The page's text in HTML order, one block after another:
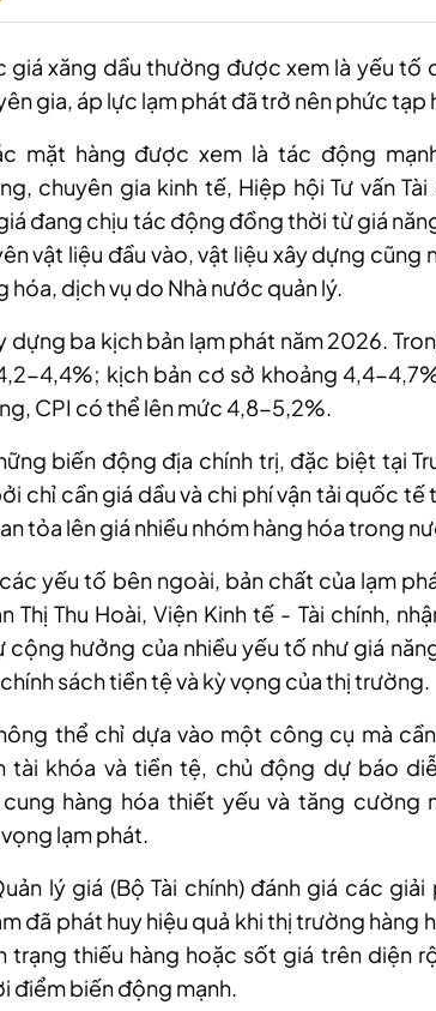
giá xăng dầu thường được xem là yếu tố
gia, áp lực lạm phát đã trở nên phức tạp
mặt hàng được xem là tác động
chuyên gia kinh tế, Hiệp hội Tư vấn
đang chịu tác động đồng thời từ giá
vật liệu đầu vào, vật liệu xây dựng cũng
hóa, dịch vụ do Nhà nước quản lý.
dựng ba kịch bản lạm phát năm 2026.
4,4%; kịch bản cơ sở khoảng 4,4-
CPI có thể lên mức 4,8-5,2%.
biến động địa chính trị, đặc biệt tại
chỉ cần giá dầu và chi phí vận tải quốc tế
tỏa lên giá nhiều nhóm hàng hóa trong
yếu tố bên ngoài, bản chất của lạm
Thị Thu Hoài, Viện Kinh tế - Tài chính,
cộng hưởng của nhiều yếu tố như giá
sách tiền tệ và kỳ vọng của thị trường.
thể chỉ dựa vào một công cụ mà
tài khóa và tiền tệ, chủ động dự báo
hàng hóa thiết yếu và tăng cường
lạm phát.
lý giá (Bộ Tài chính) đánh giá các giải
đã phát huy hiệu quả khi thị trường hàng
trạng thiếu hàng hoặc sốt giá trên diện
điểm biến động mạnh.